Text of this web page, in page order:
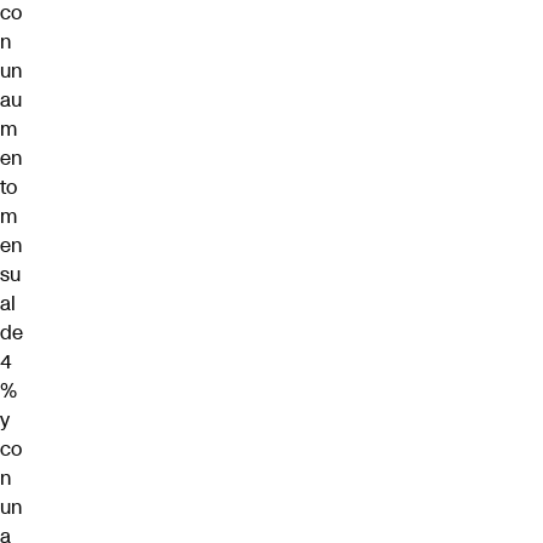
co
n
un
au
m
en
to
m
en
su
al
de
4
%
y
co
n
un
a